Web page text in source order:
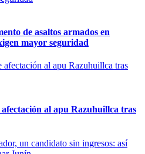
de asaltos armados en
mayor seguridad
al apu Razuhuillca tras